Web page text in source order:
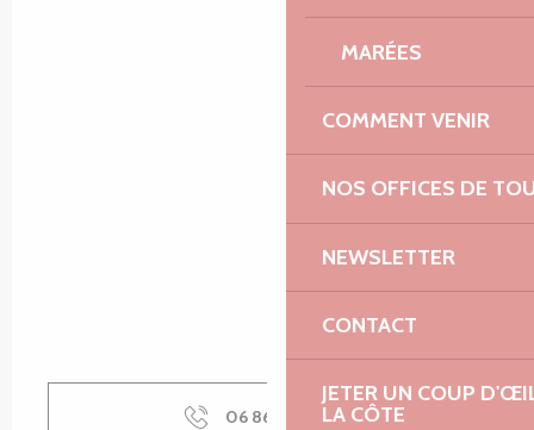
MARÉES
COMMENT VENIR
NOS OFFICES DE
NEWSLETTER
CONTACT
JETER UN COUP
LA CÔTE
06 86 36 03▒▒